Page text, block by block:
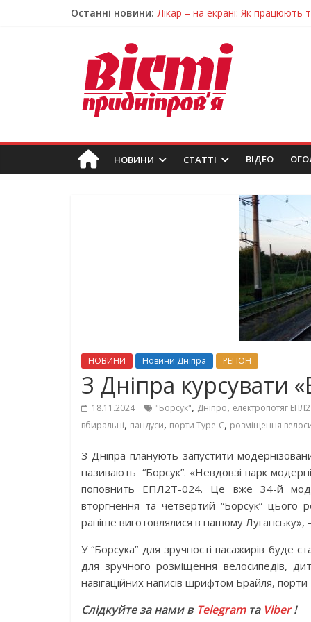
Останні новини: Лікар – на екрані: Як працюють
Пошуки тривають: на
Ветерани Дніпропетровщини
Говорити про воду без паніки:
НОВИНИ СТАТТІ ВIДЕО
НОВИНИ Новини Дніпра РЕГІОН
З Дніпра курсувати
18.11.2024 "Борсук", Дніпро, електропотяг
вбиральні, пандуси, порти Type-C, розміщення
З Дніпра планують запустити
називають “Борсук”. «Невдовзі парк
поповнить ЕПЛ2Т-024. Це вже 34-й
вторгнення та четвертий “Борсук” цього
раніше виготовлялися в нашому Луганську»,
У “Борсука” для зручності пасажирів буде
для зручного розміщення велосипедів,
навігаційних написів шрифтом Брайля,
Слідкуйте за нами в Telegramта Viber!